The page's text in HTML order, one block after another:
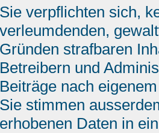
Sie verpflichten sich,
verleumdenden,
Gründen strafbaren
Betreibern und
Beiträge nach
Sie stimmen
erhobenen Daten in